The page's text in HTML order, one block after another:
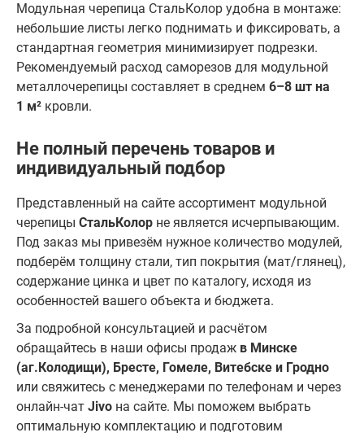
Модульная черепица СтальКолор удобна в монтаже:
небольшие листы легко поднимать и фиксировать, а
стандартная геометрия минимизирует подрезки.
Рекомендуемый расход саморезов для модульной
металлочерепицы составляет в среднем 6–8 шт на
1 м² кровли.
Не полный перечень товаров и
индивидуальный подбор
Представленный на сайте ассортимент модульной
черепицы СтальКолор не является исчерпывающим.
Под заказ мы привезём нужное количество модулей,
подберём толщину стали, тип покрытия (мат/глянец),
содержание цинка и цвет по каталогу, исходя из
особенностей вашего объекта и бюджета.
За подробной консультацией и расчётом
обращайтесь в наши офисы продаж в Минске
(аг.Колодищи), Бресте, Гомеле, Витебске и Гродно
или свяжитесь с менеджерами по телефонам и через
онлайн-чат Jivo на сайте. Мы поможем выбрать
оптимальную комплектацию и подготовим